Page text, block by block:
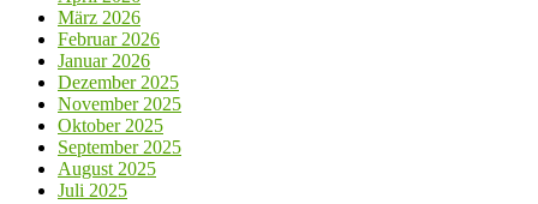
März 2026
Februar 2026
Januar 2026
Dezember 2025
November 2025
Oktober 2025
September 2025
August 2025
Juli 2025